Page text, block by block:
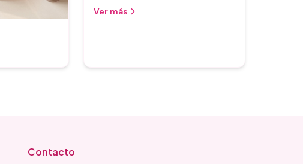
Ver más
Contacto